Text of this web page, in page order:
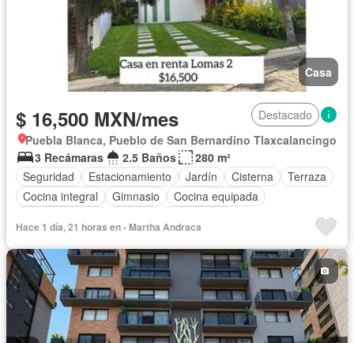
Casa
$ 16,500 MXN/mes
Destacado
Puebla Blanca, Pueblo de San Bernardino Tlaxcalancingo
3 Recámaras
2.5 Baños
280 m²
Seguridad
Estacionamiento Jardín Cisterna
Terraza
Cocina integral
Gimnasio
Cocina equipada
Cuarto de Limpieza
Agua
Caseta de vigilancia
Recámara con closet
Permite mascotas
Solo familias
Permite niños
Sin amueblar
Hace 1 día, 21 horas en - Martha Andraca